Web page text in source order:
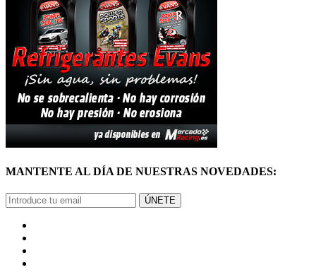
MANTENTE AL DÍA DE NUESTRAS NOVEDADES:
ÚNETE